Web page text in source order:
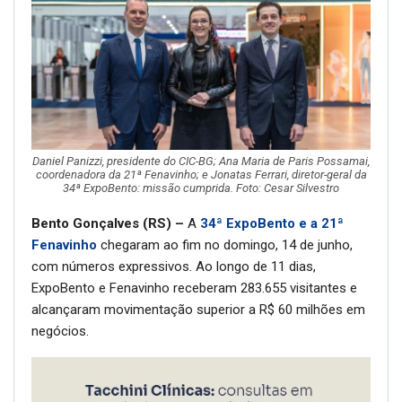
Daniel Panizzi, presidente do CIC-BG; Ana Maria de Paris Possamai,
coordenadora da 21ª Fenavinho; e Jonatas Ferrari, diretor-geral da
34ª ExpoBento: missão cumprida. Foto: Cesar Silvestro
Bento Gonçalves (RS) – A 34ª ExpoBento e a 21ª
Fenavinho chegaram ao fim no domingo, 14 de junho,
com números expressivos. Ao longo de 11 dias,
ExpoBento e Fenavinho receberam 283.655 visitantes e
alcançaram movimentação superior a R$ 60 milhões em
negócios.